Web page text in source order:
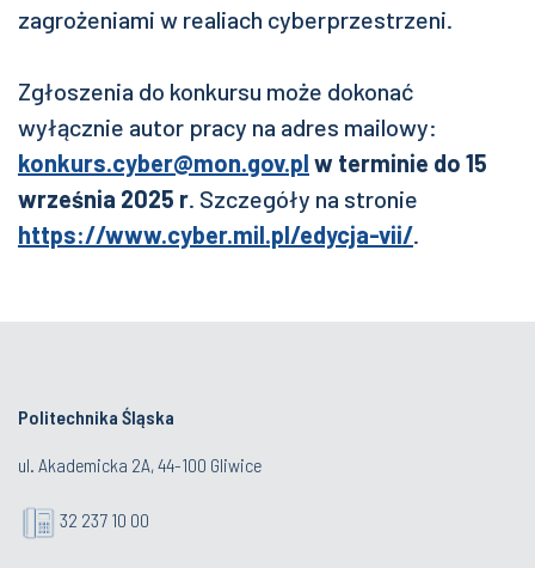
zagrożeniami w realiach cyberprzestrzeni.
Zgłoszenia do konkursu może dokonać
wyłącznie autor pracy na adres mailowy:
konkurs.cyber@mon.gov.pl w terminie do 15
września 2025 r. Szczegóły na stronie
https://www.cyber.mil.pl/edycja-vii/.
Politechnika Śląska
ul. Akademicka 2A, 44-100 Gliwice
32 237 10 00